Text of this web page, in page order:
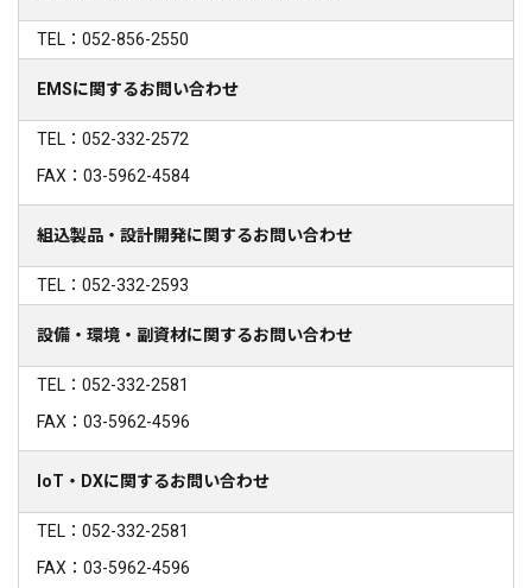
TEL：052-856-2550
EMSに関するお問い合わせ
TEL：052-332-2572
FAX：03-5962-4584
組込製品・設計開発に関するお問い合わせ
TEL：052-332-2593
設備・環境・副資材に関するお問い合わせ
TEL：052-332-2581
FAX：03-5962-4596
IoT・DXに関するお問い合わせ
TEL：052-332-2581
FAX：03-5962-4596